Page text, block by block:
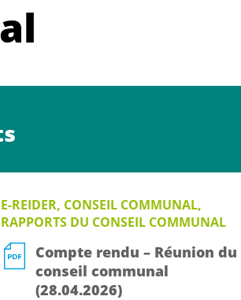
E-REIDER, CONSEIL COMMUNAL,
RAPPORTS DU CONSEIL COMMUNAL
Compte rendu – Réunion du
conseil communal
(28.04.2026)